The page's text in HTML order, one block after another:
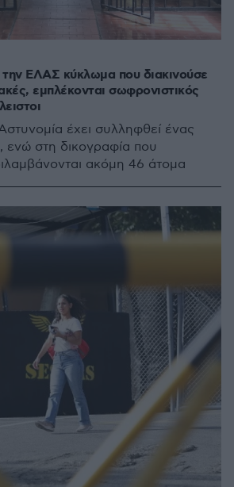
ΕΛΑΣ κύκλωμα που διακινούσε
εμπλέκονται σωφρονιστικός
έχει συλληφθεί ένας
ενώ στη δικογραφία που
ακόμη 46 άτομα